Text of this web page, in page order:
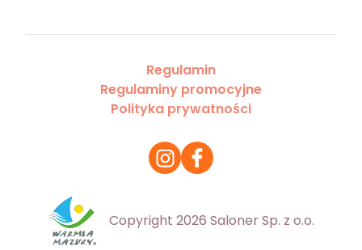
Regulamin
Regulaminy promocyjne
Polityka prywatności
Copyright 2026 Saloner Sp. z o.o.